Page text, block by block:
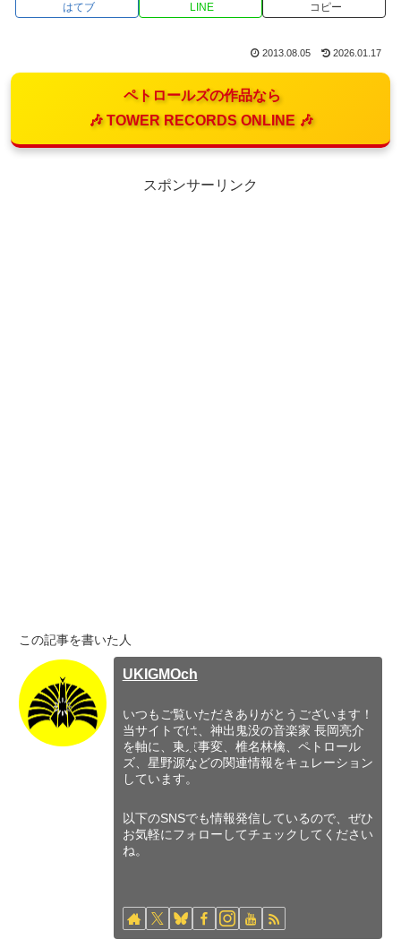
はてブ LINE コピー
2013.08.05 2026.01.17
ペトロールズの作品なら
🎶 TOWER RECORDS ONLINE 🎶
スポンサーリンク
この記事を書いた人
UKIGMOch
いつもご覧いただきありがとうございます！
当サイトでは、神出鬼没の音楽家 長岡亮介
を軸に、東京事変、椎名林檎、ペトロール
ズ、星野源などの関連情報をキュレーション
しています。
以下のSNSでも情報発信しているので、ぜひ
お気軽にフォローしてチェックしてください
ね。